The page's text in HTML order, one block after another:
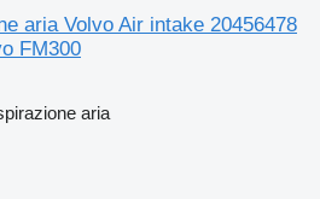
aria Volvo Air intake 20456478
FM300
aria